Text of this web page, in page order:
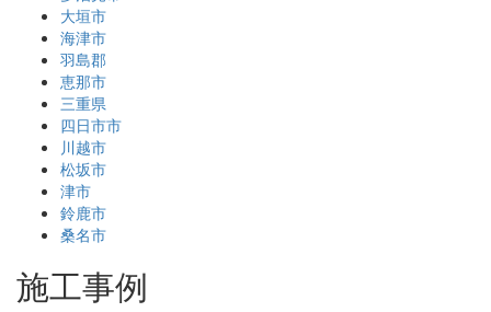
大垣市
海津市
羽島郡
恵那市
三重県
四日市市
川越市
松坂市
津市
鈴鹿市
桑名市
施工事例